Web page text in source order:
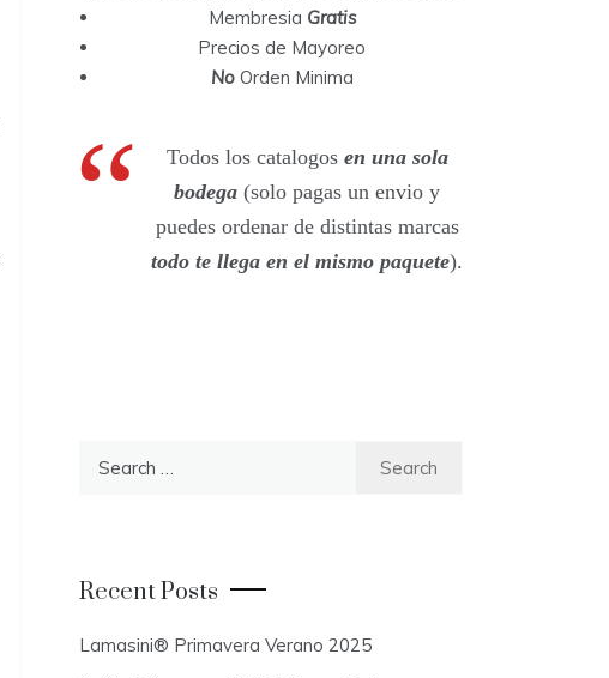
Membresia Gratis
Precios de Mayoreo
NoOrden Minima
Todos los catalogos en una sola
bodega (solo pagas un envio y
puedes ordenar de distintas marcas
todo te llega en el mismo paquete).
h
f
Recent Posts
Lamasini® Primavera Verano 2025